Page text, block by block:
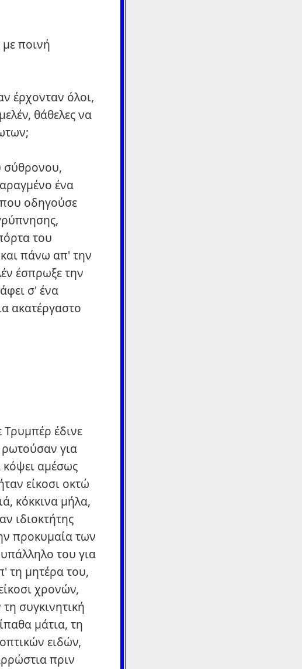
ποινή
έρχονταν όλοι,
θάθελες να
σύθρονου,
ένα
οδηγούσε
του
πάνω απ' την
έσπρωξε την
σ' ένα
ακατέργαστο
έδινε
για
κόψει αμέσως
είκοσι οκτώ
κόκκινα μήλα,
ιδιοκτήτης
προκυμαία των
του για
τη μητέρα του,
χρονών,
συγκινητική
μάτια, τη
ειδών,
πριν